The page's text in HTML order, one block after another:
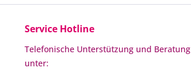
Service Hotline
Telefonische Unterstützung und Beratung
unter: